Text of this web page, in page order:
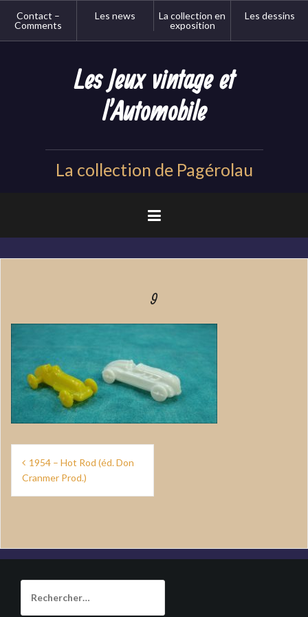
Contact –
Comments
Les news
La collection en
exposition
Les dessins
Les Jeux vintage et
l'Automobile
La collection de Pagérolau
9
Navigation
de
l’article
1954 – Hot Rod (éd. Don
Cranmer Prod.)